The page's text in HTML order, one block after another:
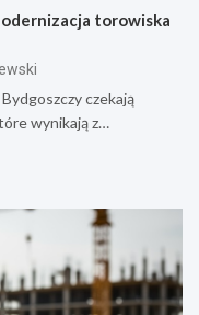
torowiska
czekają
wynikają z…